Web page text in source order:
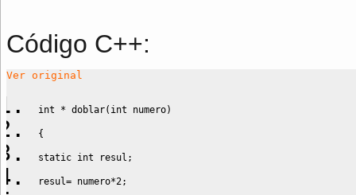
Código C++:
Ver original
int * doblar( int numero)
{
static int resul ;
resul= numero*2;